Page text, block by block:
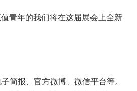
青年的我们将在这届展会上全新
简报、官方微博、微信平台等。